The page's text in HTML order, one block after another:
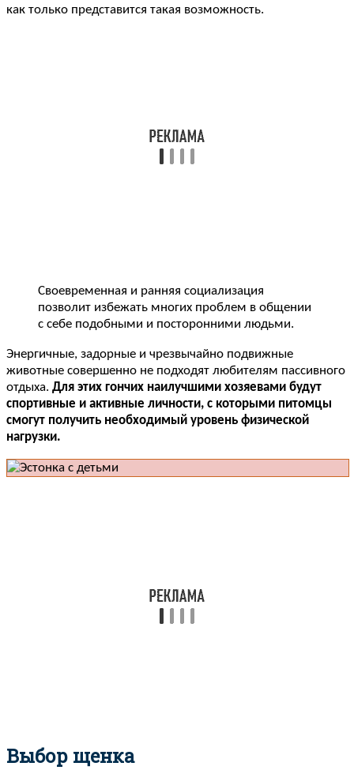
как только представится такая возможность.
Своевременная и ранняя социализация
позволит избежать многих проблем в общении
с себе подобными и посторонними людьми.
Энергичные, задорные и чрезвычайно подвижные
животные совершенно не подходят любителям пассивного
отдыха. Для этих гончих наилучшими хозяевами будут
спортивные и активные личности, с которыми питомцы
смогут получить необходимый уровень физической
нагрузки.
Выбор щенка